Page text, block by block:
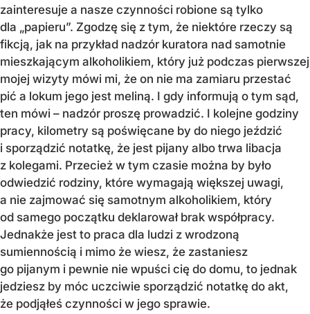
zainteresuje a nasze czynności robione są tylko
dla „papieru”. Zgodzę się z tym, że niektóre rzeczy są
fikcją, jak na przykład nadzór kuratora nad samotnie
mieszkającym alkoholikiem, który już podczas pierwszej
mojej wizyty mówi mi, że on nie ma zamiaru przestać
pić a lokum jego jest meliną. I gdy informują o tym sąd,
ten mówi – nadzór proszę prowadzić. I kolejne godziny
pracy, kilometry są poświęcane by do niego jeździć
i sporządzić notatkę, że jest pijany albo trwa libacja
z kolegami. Przecież w tym czasie można by było
odwiedzić rodziny, które wymagają większej uwagi,
a nie zajmować się samotnym alkoholikiem, który
od samego początku deklarował brak współpracy.
Jednakże jest to praca dla ludzi z wrodzoną
sumiennością i mimo że wiesz, że zastaniesz
go pijanym i pewnie nie wpuści cię do domu, to jednak
jedziesz by móc uczciwie sporządzić notatkę do akt,
że podjąłeś czynności w jego sprawie.